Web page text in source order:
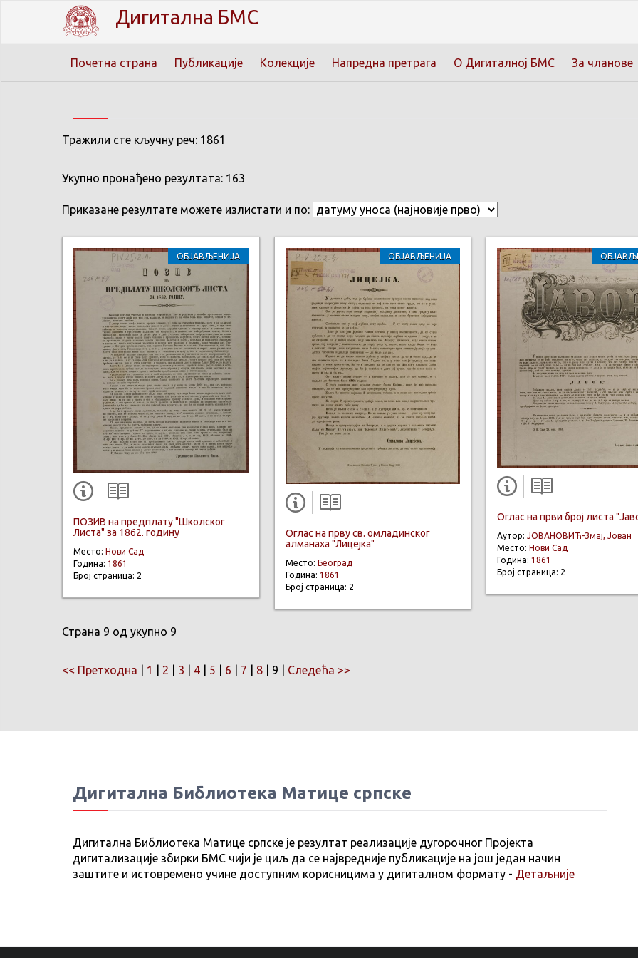
Дигитална БМС
Почетна страна Публикације Колекције Напредна претрага О Дигиталној БМС За чланове
Тражили сте кључну реч: 1861
Укупно пронађено резултата: 163
Приказане резултате можете излистати и по:
ОБЈАВЉЕНИЈА
ПОЗИВ на предплату "Школског
Листа" за 1862. годину
Место: Нови Сад
Година: 1861
Број страница: 2
ОБЈАВЉЕНИЈА
Оглас на прву св. омладинског
алманаха "Лицејка"
Место: Београд
Година: 1861
Број страница: 2
Оглас на први број листа
Аутор: ЈОВАНОВИЋ-Змај, Јован
Место: Нови Сад
Година: 1861
Број страница: 2
Страна 9 од укупно 9
<< Претходна 1 2 3 4 5 6 7 8 | 9 | Следећа >>
Дигитална Библиотека Матице српске
Дигитална Библиотека Матице српске је резултат реализације дугорочног Пројекта
дигитализације збирки БМС чији је циљ да се највредније публикације на још један начин
заштите и истовремено учине доступним корисницима у дигиталном формату - Детаљније